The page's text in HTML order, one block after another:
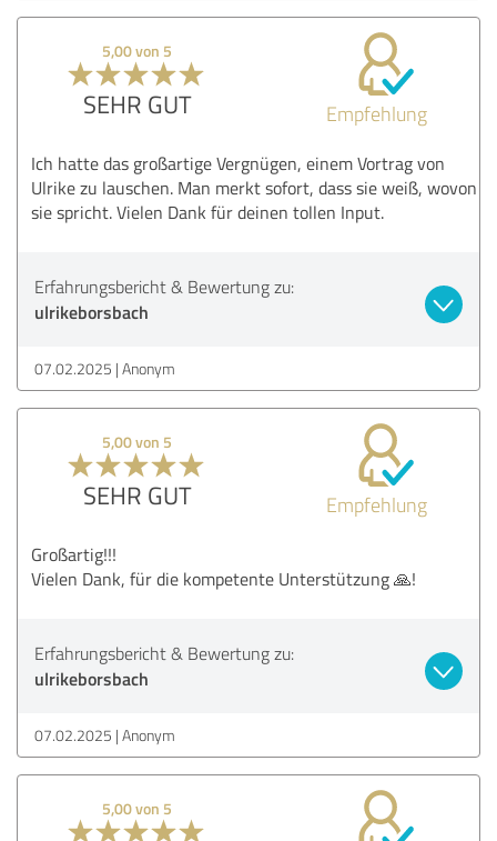
5,00 von 5
SEHR GUT Empfehlung
Ich hatte das großartige Vergnügen, einem Vortrag von
Ulrike zu lauschen. Man merkt sofort, dass sie weiß, wovon
sie spricht. Vielen Dank für deinen tollen Input.
Erfahrungsbericht & Bewertung zu:
ulrikeborsbach
07.02.2025 Anonym
5,00 von 5
SEHR GUT Empfehlung
Großartig!!!
Vielen Dank, für die kompetente Unterstützung 🙏!
Erfahrungsbericht & Bewertung zu:
ulrikeborsbach
07.02.2025 Anonym
5,00 von 5